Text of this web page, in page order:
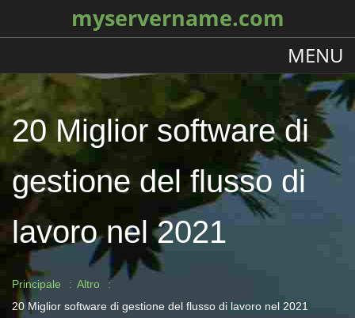
myservername.com
MENU
20 Miglior software di
gestione del flusso di
lavoro nel 2021
Principale
Altro
20 Miglior software di gestione del flusso di lavoro nel 2021